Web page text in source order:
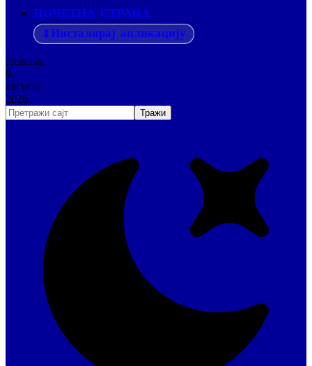
ПОЧЕТНА СТРАНА
Инсталирај апликацију
Недеља,
9.
августа
2026.